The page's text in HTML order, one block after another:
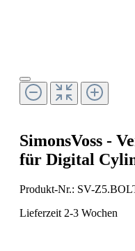
SimonsVoss -
für Digital
Produkt-Nr.: SV-
Lieferzeit 2-3 Wochen